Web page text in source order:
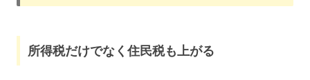
所得税だけでなく住民税も上がる